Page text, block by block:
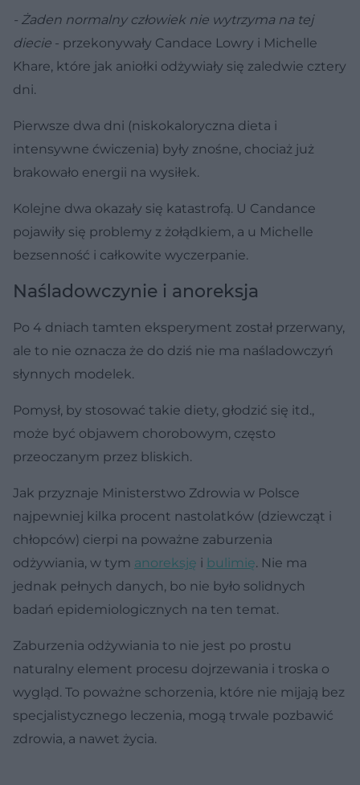
- Żaden normalny człowiek nie wytrzyma na tej
diecie - przekonywały Candace Lowry i Michelle
Khare, które jak aniołki odżywiały się zaledwie cztery
dni.
Pierwsze dwa dni (niskokaloryczna dieta i
intensywne ćwiczenia) były znośne, chociaż już
brakowało energii na wysiłek.
Kolejne dwa okazały się katastrofą. U Candance
pojawiły się problemy z żołądkiem, a u Michelle
bezsenność i całkowite wyczerpanie.
Naśladowczynie i anoreksja
Po 4 dniach tamten eksperyment został przerwany,
ale to nie oznacza że do dziś nie ma naśladowczyń
słynnych modelek.
Pomysł, by stosować takie diety, głodzić się itd.,
może być objawem chorobowym, często
przeoczanym przez bliskich.
Jak przyznaje Ministerstwo Zdrowia w Polsce
najpewniej kilka procent nastolatków (dziewcząt i
chłopców) cierpi na poważne zaburzenia
odżywiania, w tym anoreksję i bulimię. Nie ma
jednak pełnych danych, bo nie było solidnych
badań epidemiologicznych na ten temat.
Zaburzenia odżywiania to nie jest po prostu
naturalny element procesu dojrzewania i troska o
wygląd. To poważne schorzenia, które nie mijają bez
specjalistycznego leczenia, mogą trwale pozbawić
zdrowia, a nawet życia.